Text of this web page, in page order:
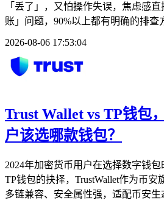
「丢了」，又怕操作失误，焦虑感
账」问题，90%以上都有明确的排查
2026-08-06 17:53:04
Trust Wallet vs TP钱包
户该选哪款钱包？
2024年加密货币用户在选择数字钱包
TP钱包的抉择，TrustWallet作为币
多链兼容、安全属性强，适配币安